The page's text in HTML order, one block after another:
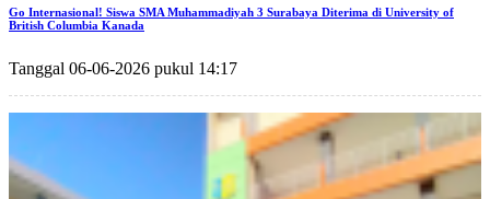
Go Internasional! Siswa SMA Muhammadiyah 3 Surabaya Diterima di University of
British Columbia Kanada
Tanggal 06-06-2026 pukul 14:17